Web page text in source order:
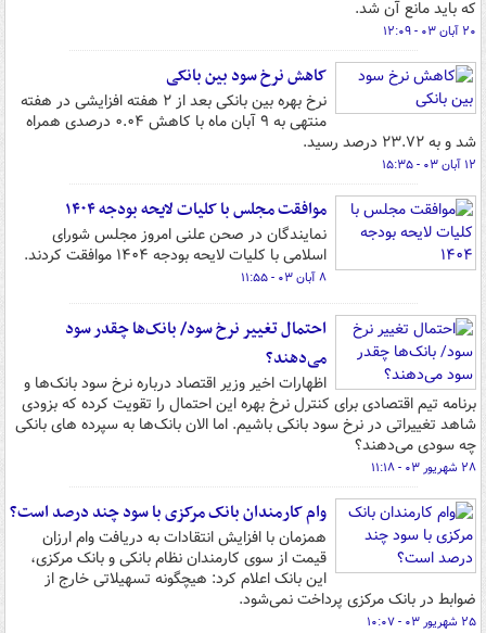
که باید مانع آن شد.
۲۰ آبان ۰۳ - ۱۲:۰۹
کاهش نرخ سود بین بانکی
نرخ بهره بین بانکی بعد از ۲ هفته افزایشی در هفته
منتهی به ۹ آبان ماه با کاهش ۰.۰۴ درصدی همراه
شد و به ۲۳.۷۲ درصد رسید.
۱۲ آبان ۰۳ - ۱۵:۳۵
موافقت مجلس با کلیات لایحه بودجه ۱۴۰۴
نمایندگان در صحن علنی امروز مجلس‌ شورای
اسلامی با کلیات لایحه بودجه ۱۴۰۴ موافقت کردند.
۸ آبان ۰۳ - ۱۱:۵۵
احتمال تغییر نرخ سود/ بانک‌ها چقدر سود
می‌دهند؟
اظهارات اخیر وزیر اقتصاد درباره نرخ سود بانک‌ها و
برنامه تیم اقتصادی برای کنترل نرخ بهره این احتمال را تقویت کرده که بزودی
شاهد تغییراتی در نرخ سود بانکی باشیم. اما الان بانک‌ها به سپرده های بانکی
چه سودی می‌دهند؟
۲۸ شهریور ۰۳ - ۱۱:۱۸
وام کارمندان بانک مرکزی با سود چند درصد است؟
همزمان با افزایش انتقادات به دریافت وام ارزان
قیمت از سوی کارمندان نظام بانکی و بانک مرکزی،
این بانک اعلام کرد: هیچگونه تسهیلاتی خارج از
ضوابط در بانک مرکزی پرداخت نمی‌شود.
۲۵ شهریور ۰۳ - ۱۰:۰۷